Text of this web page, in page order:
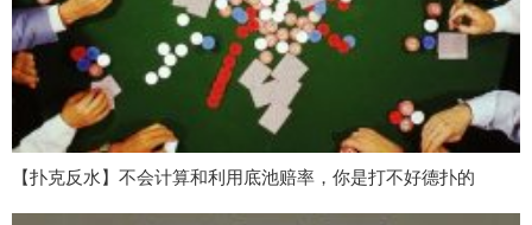
【扑克反水】不会计算和利用底池赔率，你是打不好德扑的